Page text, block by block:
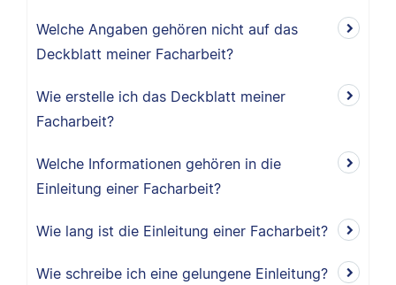
Welche Angaben gehören nicht auf das
Deckblatt meiner Facharbeit?
Wie erstelle ich das Deckblatt meiner
Facharbeit?
Welche Informationen gehören in die
Einleitung einer Facharbeit?
Wie lang ist die Einleitung einer Facharbeit?
Wie schreibe ich eine gelungene Einleitung?